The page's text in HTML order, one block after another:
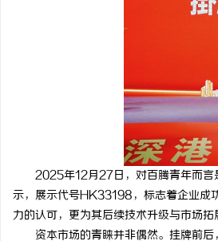
2025年12月27日，对百腾青年而言
示，展示代号HK33198，标志着企业成
力的认可，更为其后续技术升级与市场拓
资本市场的青睐并非偶然。挂牌前后